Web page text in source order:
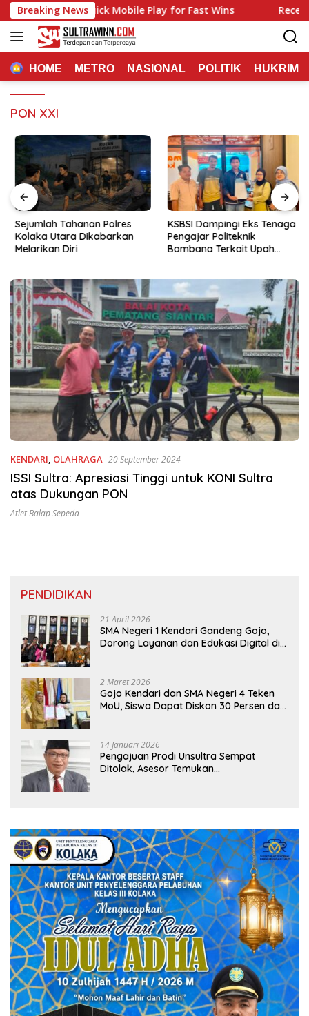
Langsung
ke
konten
Breaking News
Casino: Quick Mobile Play for Fast Wins Recenzja
HOME METRO NASIONAL POLITIK HUKRIM
PON XXI
Sejumlah Tahanan Polres
Kolaka Utara Dikabarkan
Melarikan Diri
KSBSI Dampingi Eks Tenaga
Pengajar Politeknik
Bombana Terkait Upah
KENDARI, OLAHRAGA 20 September 2024
ISSI Sultra: Apresiasi Tinggi untuk KONI Sultra
atas Dukungan PON
Atlet Balap Sepeda
PENDIDIKAN
21 April 2026
SMA Negeri 1 Kendari Gandeng Gojo,
Dorong Layanan dan Edukasi Digital di
2 Maret 2026
Gojo Kendari dan SMA Negeri 4 Teken
MoU, Siswa Dapat Diskon 30 Persen dan
14 Januari 2026
Pengajuan Prodi Unsultra Sempat
Ditolak, Asesor Temukan